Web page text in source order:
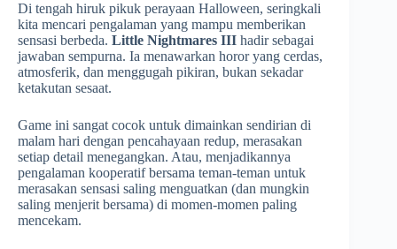
Di tengah hiruk pikuk perayaan Halloween, seringkali
kita mencari pengalaman yang mampu memberikan
sensasi berbeda. Little Nightmares III hadir sebagai
jawaban sempurna. Ia menawarkan horor yang cerdas,
atmosferik, dan menggugah pikiran, bukan sekadar
ketakutan sesaat.
Game ini sangat cocok untuk dimainkan sendirian di
malam hari dengan pencahayaan redup, merasakan
setiap detail menegangkan. Atau, menjadikannya
pengalaman kooperatif bersama teman-teman untuk
merasakan sensasi saling menguatkan (dan mungkin
saling menjerit bersama) di momen-momen paling
mencekam.